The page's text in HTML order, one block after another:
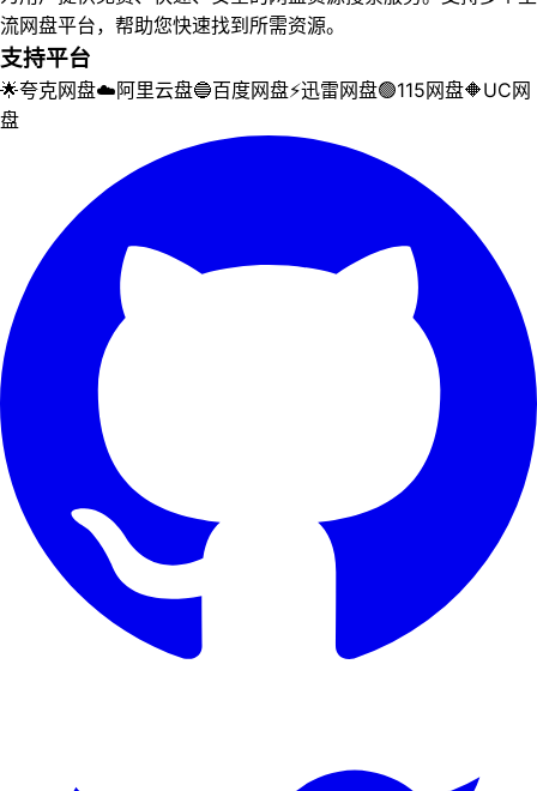
流网盘平台，帮助您快速找到所需资源。
支持平台
🌟夸克网盘☁️阿里云盘🔵百度网盘⚡迅雷网盘🟢115网盘🔶UC网
盘